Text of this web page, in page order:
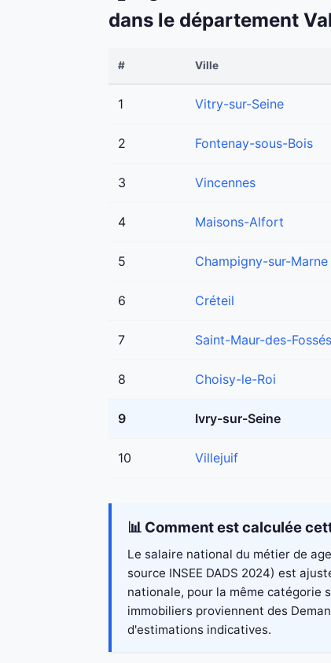
dans le département
# Ville
1 Vitry-sur-Seine
2 Fontenay-sous-Bois
3 Vincennes
4 Maisons-Alfort
5 Champigny-sur-Marne
6 Créteil
7 Saint-Maur-des-Fossés
8 Choisy-le-Roi
9 Ivry-sur-Seine
10 Villejuif
📊 Comment est calculée
Le salaire national du métier de
source INSEE DADS 2024) est
nationale, pour la même catégorie
immobiliers proviennent des
d'estimations indicatives.